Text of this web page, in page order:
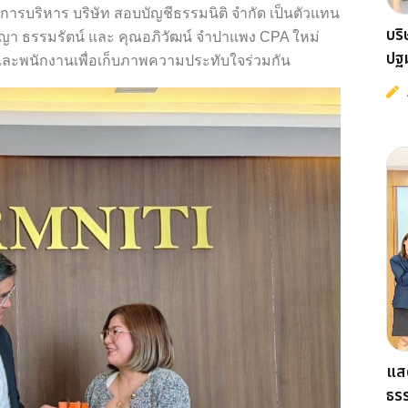
ารบริหาร บริษัท สอบบัญชีธรรมนิติ จำกัด เป็นตัวแทน
ธรรมรัตน์ และ คุณอภิวัฒน์ จำปาแพง CPA ใหม่
ะพนักงานเพื่อเก็บภาพความประทับใจร่วมกัน
บ
ป
แ
ธร